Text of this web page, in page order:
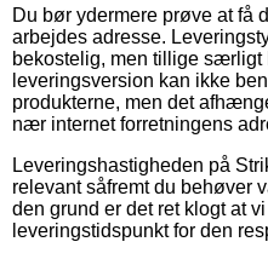
Du bør ydermere prøve at få
arbejdes adresse.
bekostelig, men tillige særligt
leveringsversion kan ikke
produkterne, men det
nær internet forretningens
Leveringshastigheden på
relevant såfremt du behøver
den grund er det ret klogt at
leveringstidspunkt for den